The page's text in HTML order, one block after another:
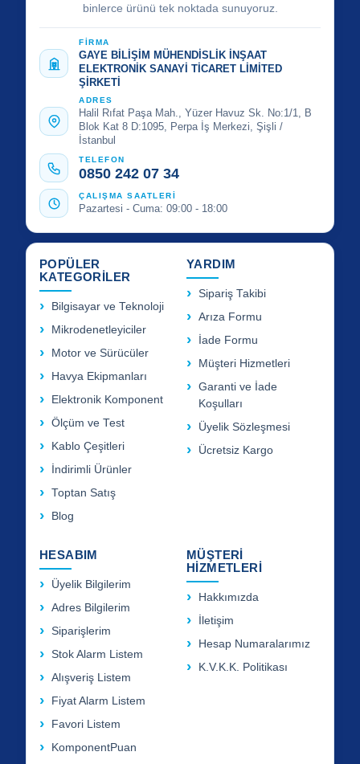
binlerce ürünü tek noktada sunuyoruz.
FİRMA
GAYE BİLİŞİM MÜHENDİSLİK İNŞAAT
ELEKTRONİK SANAYİ TİCARET LİMİTED
ŞİRKETİ
ADRES
Halil Rıfat Paşa Mah., Yüzer Havuz Sk. No:1/1, B
Blok Kat 8 D:1095, Perpa İş Merkezi, Şişli /
İstanbul
TELEFON
0850 242 07 34
ÇALIŞMA SAATLERİ
Pazartesi - Cuma: 09:00 - 18:00
POPÜLER
KATEGORİLER
Bilgisayar ve Teknoloji
Mikrodenetleyiciler
Motor ve Sürücüler
Havya Ekipmanları
Elektronik Komponent
Ölçüm ve Test
Kablo Çeşitleri
İndirimli Ürünler
Toptan Satış
Blog
YARDIM
Sipariş Takibi
Arıza Formu
İade Formu
Müşteri Hizmetleri
Garanti ve İade
Koşulları
Üyelik Sözleşmesi
Ücretsiz Kargo
HESABIM
Üyelik Bilgilerim
Adres Bilgilerim
Siparişlerim
Stok Alarm Listem
Alışveriş Listem
Fiyat Alarm Listem
Favori Listem
KomponentPuan
MÜŞTERİ
HİZMETLERİ
Hakkımızda
İletişim
Hesap Numaralarımız
K.V.K.K. Politikası